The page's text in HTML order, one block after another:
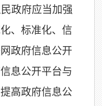
政府应当加强
、标准化、信
政府信息公开
息公开平台与
高政府信息公